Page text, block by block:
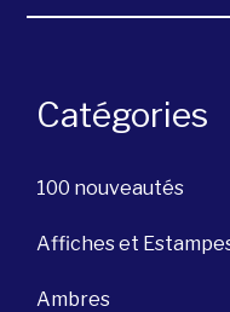
Catégories
100 nouveautés
Affiches et
Ambres